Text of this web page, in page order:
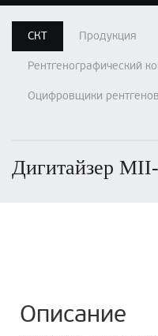
СКТ Продукция
Рентгенографический
Оцифровщики
Дигитайзер
Описание